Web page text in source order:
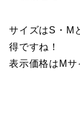
サイズはS・M
得ですね！
表示価格はMサ